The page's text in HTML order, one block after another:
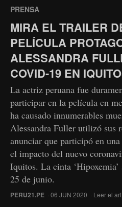
PRENSA
MIRA EL TRAILER
PELÍCULA
ALESSANDRA
COVID-19 EN
La actriz peruana fue
participar en la película en
ha causado innumerables
Alessandra Fuller utilizó sus
anunciar que participó en
el impacto del nuevo
Iquitos. La cinta
25 de junio.
PERU21.PE · 06 JUN 2020 · Leer el